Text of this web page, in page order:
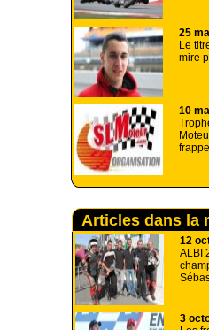
25
Le
mire
10
Articles dans la
12
ALBI
3